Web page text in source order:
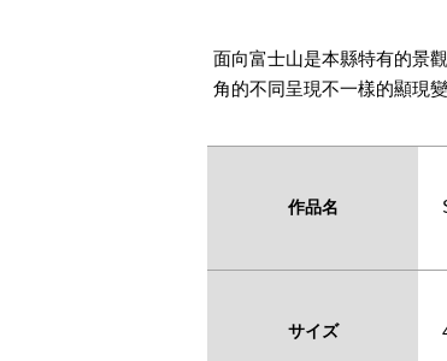
面向富士山是本縣特有的景
角的不同呈現不一樣的顯現變
作品名
サイズ